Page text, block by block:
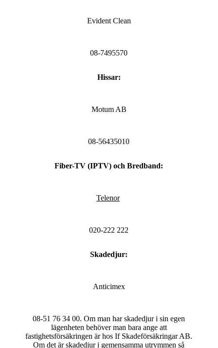
Evident Clean
08-7495570
Hissar:
Motum AB
08-56435010
Fiber-TV (IPTV) och Bredband:
Telenor
020-222 222
Skadedjur:
Anticimex
08-51 76 34 00. Om man har skadedjur i sin egen
lägenheten behöver man bara ange att
fastighetsförsäkringen är hos If Skadeförsäkringar AB.
Om det är skadedjur i gemensamma utrymmen så